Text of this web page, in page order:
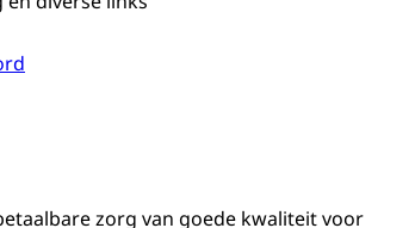
zorg van goede kwaliteit voor